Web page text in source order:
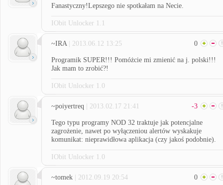
Fanastyczny!Lepszego nie spotkałam na Necie.
IObit Unlocker 1.1
~IRA | 2013.06.12 13:25 0
Programik SUPER!!! Pomóżcie mi zmienić na j. polski!!!
Jak mam to zrobić?!
IObit Unlocker 1.0
~poiyertreq | 2013.02.17 21:41 -3
Tego typu programy NOD 32 traktuje jak potencjalne
zagrożenie, nawet po wyłączeniou alertów wyskakuje
komunikat: nieprawidłowa aplikacja (czy jakoś podobnie).
IObit Unlocker 1.0
~tomek | 2012.09.19 20:54 0